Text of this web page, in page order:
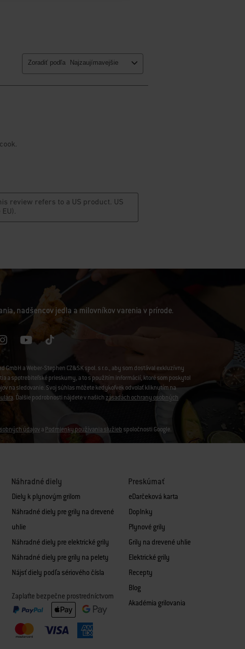
nadšencov jedla a milovníkov varenia v prírode.
a Weber-Stephen CZ&SK spol. s r.o., aby som dostával exkluzívny
a spotrebiteľské prieskumy, a to s použitím informácií, ktoré som poskytol
na sledovanie. Svoj súhlas môžete kedykoľvek odvolať kliknutím na
. Ďalšie podrobnosti nájdete v našichzásadách ochrany osobných
údajova Podmienky používania služieb spoločnosti Google.
Náhradné diely
Diely k plynovým grilom
Náhradné diely pre grily na drevené
uhlie
Náhradné diely pre elektrické grily
Náhradné diely pre grily na pelety
Nájsť diely podľa sériového čísla
Zaplaťte bezpečne prostredníctvom
Preskúmať
eDarčeková karta
Doplnky
Plynové grily
Grily na drevené uhlie
Elektrické grily
Recepty
Blog
Akadémia grilovania